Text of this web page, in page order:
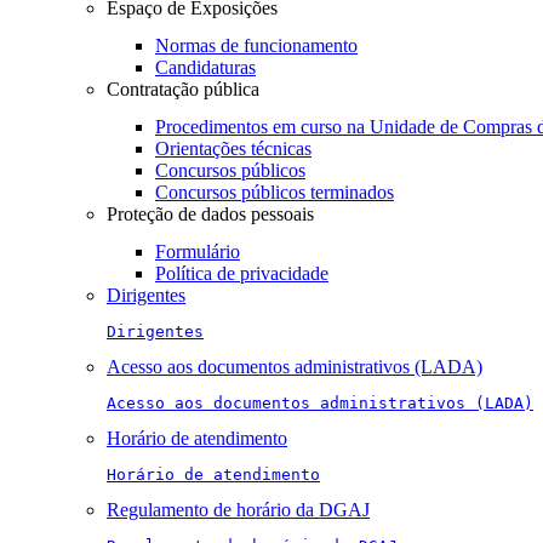
Espaço de Exposições
Normas de funcionamento
Candidaturas
Contratação pública
Procedimentos em curso na Unidade de Compras
Orientações técnicas
Concursos públicos
Concursos públicos terminados
Proteção de dados pessoais
Formulário
Política de privacidade
Dirigentes
Dirigentes
Acesso aos documentos administrativos (LADA)
Acesso aos documentos administrativos (LADA)
Horário de atendimento
Horário de atendimento
Regulamento de horário da DGAJ